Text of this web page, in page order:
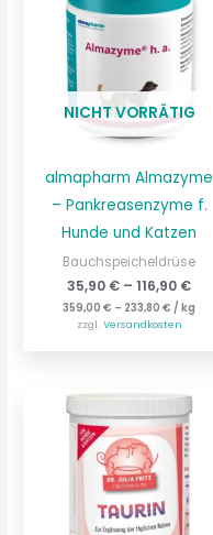
NICHT VORRÄTIG
almapharm Almazyme
– Pankreasenzyme f.
Hunde und Katzen
Bauchspeicheldrüse
35,90 € –116,90 €
359,00€ – 233,80€ /kg
zzgl. Versandkosten